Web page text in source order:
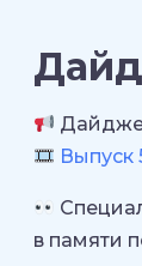
Выпуск
в памяти